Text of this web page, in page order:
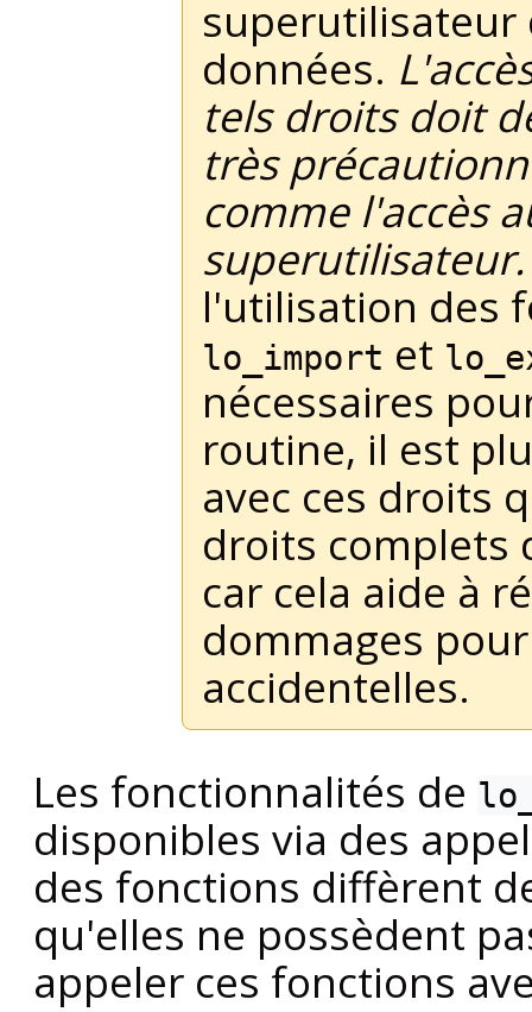
superutilisateur
données.
tels droits doit
très
comme l'accès
superutilisateur.
l'utilisation des
lo_import et
nécessaires
routine, il est
avec ces droits
droits complets
car cela aide à
dommages
accidentelles.
Les fonctionnalités de
disponibles via des
des fonctions diffèrent
qu'elles ne possèdent
appeler ces fonctions